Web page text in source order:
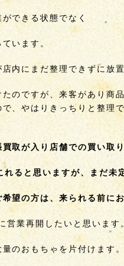
できる状態でなく
います。
内にまだ整理できずに放
のですが、来客があり商
、やはりきっちりと整理
取が入り店舗での買い取
ると思いますが、まだ未
望の方は、来られる前に
業再開したいと思います
のおもちゃを片付けます。